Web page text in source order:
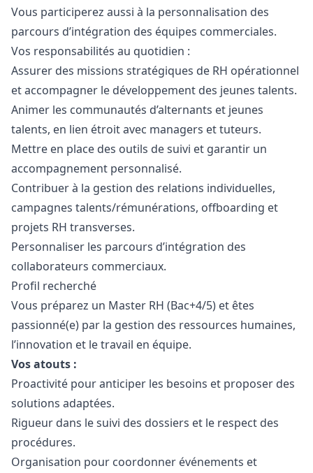
Vous participerez aussi à la personnalisation des
parcours d’intégration des équipes commerciales.
Vos responsabilités au quotidien :
Assurer des missions stratégiques de RH opérationnel
et accompagner le développement des jeunes talents.
Animer les communautés d’alternants et jeunes
talents, en lien étroit avec managers et tuteurs.
Mettre en place des outils de suivi et garantir un
accompagnement personnalisé.
Contribuer à la gestion des relations individuelles,
campagnes talents/rémunérations, offboarding et
projets RH transverses.
Personnaliser les parcours d’intégration des
collaborateurs commerciaux.
Profil recherché
Vous préparez un Master RH (Bac+4/5) et êtes
passionné(e) par la gestion des ressources humaines,
l’innovation et le travail en équipe.
Vos atouts :
Proactivité pour anticiper les besoins et proposer des
solutions adaptées.
Rigueur dans le suivi des dossiers et le respect des
procédures.
Organisation pour coordonner événements et